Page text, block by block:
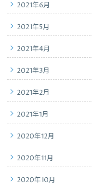
2021年6月
2021年5月
2021年4月
2021年3月
2021年2月
2021年1月
2020年12月
2020年11月
2020年10月